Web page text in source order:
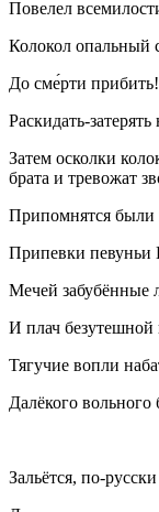
Повелел
Колокол опальный
До сме́рти
Раскидать-
Затем осколки
брата и тревожат
Припомнятся были
Припевки певуньи
Мечей забубённые
И плач безутешной
Тягучие вопли
Далёкого вольного
Зальётся, по-